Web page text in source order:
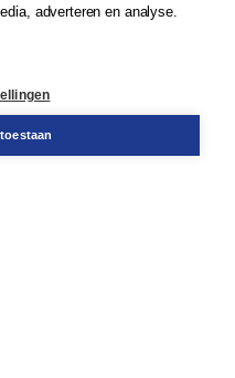
adverteren en analyse.